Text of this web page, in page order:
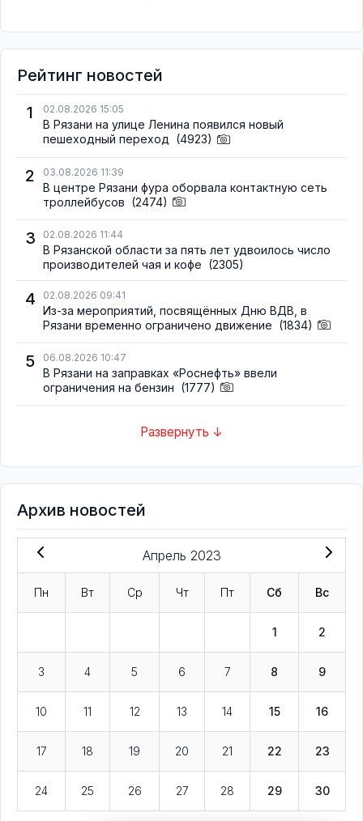
Рейтинг новостей
1
02.08.2026 15:05
В Рязани на улице Ленина появился новый
пешеходный переход (4923)
2 03.08.2026 11:39
В центре Рязани фура оборвала контактную сеть
троллейбусов (2474)
3 02.08.2026 11:44
В Рязанской области за пять лет удвоилось число
производителей чая и кофе (2305)
4 02.08.2026 09:41
Из-за мероприятий, посвящённых Дню ВДВ, в
Рязани временно ограничено движение (1834)
5 06.08.2026 10:47
В Рязани на заправках «Роснефть» ввели
ограничения на бензин (1777)
Развернуть ↓
Архив новостей
Апрель 2023
Пн Вт Ср Чт Пт Сб Вс
1 2
3 4 5 6 7 8 9
10 11 12 13 14 15 16
17 18 19 20 21 22 23
24 25 26 27 28 29 30